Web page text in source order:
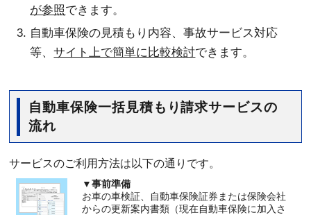
が参照できます。
自動車保険の見積もり内容、事故サービス対応
等、サイト上で簡単に比較検討できます。
自動車保険一括見積もり請求サービスの
流れ
サービスのご利用方法は以下の通りです。
▼事前準備
お車の車検証、自動車保険証券または保険会社
からの更新案内書類（現在自動車保険に加入さ